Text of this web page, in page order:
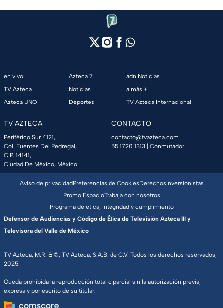
en vivo
TV Azteca
Azteca UNO
Azteca 7
Noticias
Deportes
adn Noticias
a más +
TV Azteca Internacional
TV AZTECA
Periférico Sur 4121,
Col. Fuentes Del Pedregal,
C.P. 14141,
Ciudad De México, México.
CONTACTO
contacto@tvazteca.com
55 1720 1313 | Conmutador
TV Azteca, M.R. & ©, TV Azteca, S.A.B. de C.V. Todos los derechos reservados,
2025.
Queda prohibida la reproducción total o parcial sin la autorización previa,
expresa y por escrito de su titular.
Aviso de privacidadPreferencias de CookiesDerechosInversionistas
Promo EspacioTrabaja con nosotros
Programa de ética, integridad y cumplimiento
Defensor de Audiencias y Código de Ética de Televisión Azteca III y
Televisora del Valle de México